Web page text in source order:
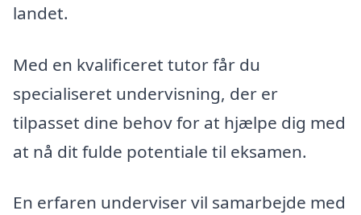
landet.
Med en kvalificeret tutor får du
specialiseret undervisning, der er
tilpasset dine behov for at hjælpe dig med
at nå dit fulde potentiale til eksamen.
En erfaren underviser vil samarbejde med